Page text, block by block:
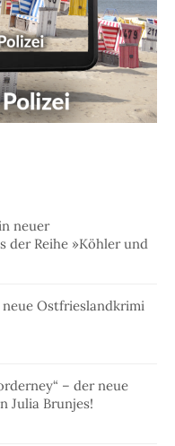
neuer
der Reihe »Köhler und
neue Ostfrieslandkrimi
– der neue
Julia Brunjes!